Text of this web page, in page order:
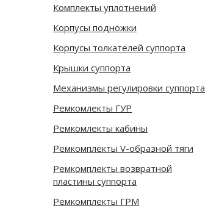
Комплекты уплотнений
Корпусы подножки
Корпусы толкателей суппорта
Крышки суппорта
Механизмы регулировки суппорта
Ремкомлекты ГУР
Ремкомлекты кабины
Ремкомплекты V-образной тяги
Ремкомплекты возвратной
пластины суппорта
Ремкомплекты ГРМ